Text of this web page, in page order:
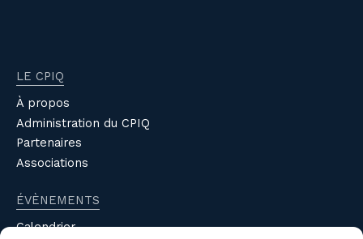
LE CPIQ
À propos
Administration du CPIQ
Partenaires
Associations
ÉVÈNEMENTS
Calendrier